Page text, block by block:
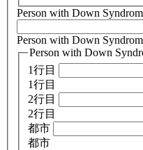
Person with Down
Person with Down
Person with Down
1行目
1行目
2行目
2行目
都市
都市